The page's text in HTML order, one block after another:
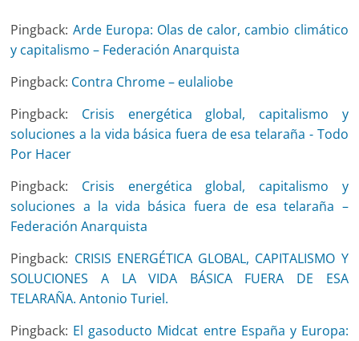
Pingback: Arde Europa: Olas de calor, cambio climático
y capitalismo – Federación Anarquista
Pingback: Contra Chrome – eulaliobe
Pingback: Crisis energética global, capitalismo y
soluciones a la vida básica fuera de esa telaraña - Todo
Por Hacer
Pingback: Crisis energética global, capitalismo y
soluciones a la vida básica fuera de esa telaraña –
Federación Anarquista
Pingback: CRISIS ENERGÉTICA GLOBAL, CAPITALISMO Y
SOLUCIONES A LA VIDA BÁSICA FUERA DE ESA
TELARAÑA. Antonio Turiel.
Pingback: El gasoducto Midcat entre España y Europa: